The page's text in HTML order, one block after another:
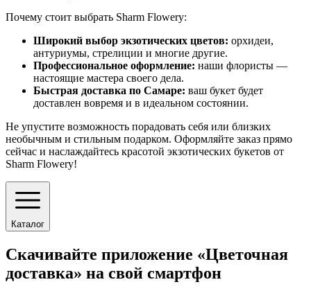
Почему стоит выбрать Sharm Flowery:
Широкий выбор экзотических цветов: орхидеи,
антуриумы, стрелиции и многие другие.
Профессиональное оформление: наши флористы —
настоящие мастера своего дела.
Быстрая доставка по Самаре: ваш букет будет
доставлен вовремя и в идеальном состоянии.
Не упустите возможность порадовать себя или близких
необычным и стильным подарком. Оформляйте заказ прямо
сейчас и наслаждайтесь красотой экзотических букетов от
Sharm Flowery!
Каталог
Скачивайте приложение «Цветочная
доставка» на свой смартфон